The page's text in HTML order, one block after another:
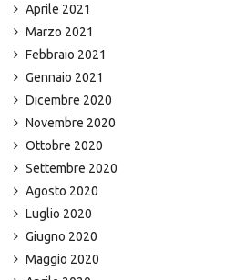
Aprile 2021
Marzo 2021
Febbraio 2021
Gennaio 2021
Dicembre 2020
Novembre 2020
Ottobre 2020
Settembre 2020
Agosto 2020
Luglio 2020
Giugno 2020
Maggio 2020